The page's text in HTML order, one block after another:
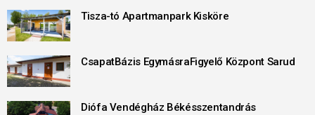
Tisza-tó Apartmanpark Kisköre
CsapatBázis EgymásraFigyelő Központ Sarud
Diófa Vendégház Békésszentandrás